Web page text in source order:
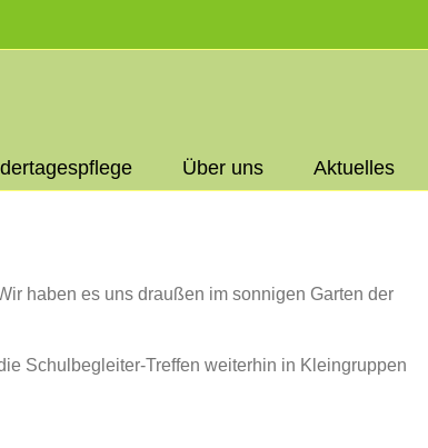
Über uns Aktuelles
haben es uns draußen im sonnigen Garten der
Schulbegleiter-Treffen weiterhin in Kleingruppen